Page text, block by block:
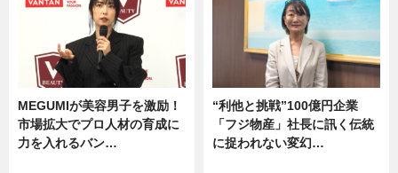
MEGUMIが美容男子を激励！
市場拡大でプロ人材の育成に
力を入れるバン…
“利他と挑戦”100億円企業
「フジ物産」社長に訊く伝統
に捉われない変幻…